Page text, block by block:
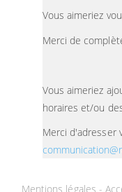
Vous aimeriez
Merci de
Vous aimeriez
horaires et/ou
Merci d'adresser
Mentions légales -